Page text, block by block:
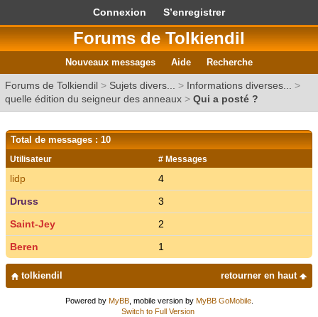
Connexion S’enregistrer
Forums de Tolkiendil
Nouveaux messages Aide Recherche
Forums de Tolkiendil > Sujets divers... > Informations diverses...
>
quelle édition du seigneur des anneaux > Qui a posté ?
Total de messages : 10
Utilisateur # Messages
lidp
4
Druss
3
Saint-Jey
2
Beren
1
retourner en haut
tolkiendil
Powered by MyBB, mobile version by MyBB GoMobile.
Switch to Full Version